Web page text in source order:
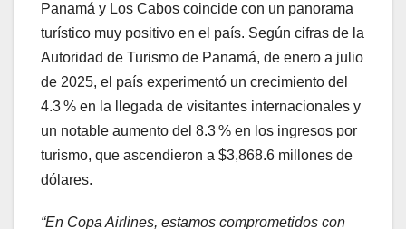
Panamá y Los Cabos coincide con un panorama
turístico muy positivo en el país. Según cifras de la
Autoridad de Turismo de Panamá, de enero a julio
de 2025, el país experimentó un crecimiento del
4.3 % en la llegada de visitantes internacionales y
un notable aumento del 8.3 % en los ingresos por
turismo, que ascendieron a $3,868.6 millones de
dólares.
“En Copa Airlines, estamos comprometidos con